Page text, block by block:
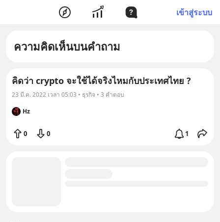
เข้าสู่ระบบ
ความคิดเห็นบนคำถาม
คิดว่า crypto จะใช้ได้จริงไหมกับประเทศไทย ?
23 มี.ค. 2022 เวลา 05:03 • ธุรกิจ • 3 คำตอบ
Hz
0 0 1